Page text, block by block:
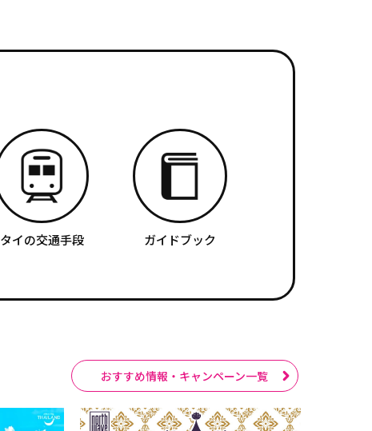
タイの交通手段 ガイドブック
おすすめ情報・キャンペーン一覧